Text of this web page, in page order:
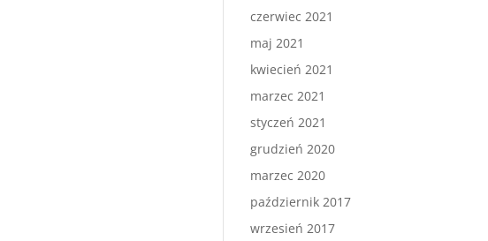
czerwiec 2021
maj 2021
kwiecień 2021
marzec 2021
styczeń 2021
grudzień 2020
marzec 2020
październik 2017
wrzesień 2017